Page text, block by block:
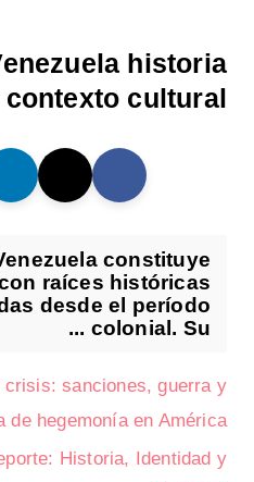
historia
cultural
constituye
raíces históricas
desde el período
colonial. Su ...
crisis: sanciones, guerra y
de hegemonía en América
Historia, Identidad y